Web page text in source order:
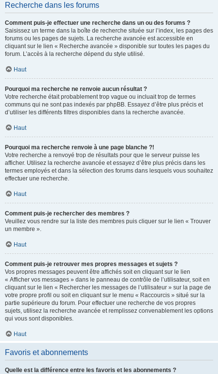
Recherche dans les forums
Comment puis-je effectuer une recherche dans un ou des forums ?
Saisissez un terme dans la boîte de recherche située sur l’index, les pages des
forums ou les pages de sujets. La recherche avancée est accessible en
cliquant sur le lien « Recherche avancée » disponible sur toutes les pages du
forum. L’accès à la recherche dépend du style utilisé.
Haut
Pourquoi ma recherche ne renvoie aucun résultat ?
Votre recherche était probablement trop vague ou incluait trop de termes
communs qui ne sont pas indexés par phpBB. Essayez d’être plus précis et
d’utiliser les différents filtres disponibles dans la recherche avancée.
Haut
Pourquoi ma recherche renvoie à une page blanche ?!
Votre recherche a renvoyé trop de résultats pour que le serveur puisse les
afficher. Utilisez la recherche avancée et essayez d’être plus précis dans les
termes employés et dans la sélection des forums dans lesquels vous souhaitez
effectuer une recherche.
Haut
Comment puis-je rechercher des membres ?
Veuillez vous rendre sur la liste des membres puis cliquer sur le lien « Trouver
un membre ».
Haut
Comment puis-je retrouver mes propres messages et sujets ?
Vos propres messages peuvent être affichés soit en cliquant sur le lien
« Afficher vos messages » dans le panneau de contrôle de l’utilisateur, soit en
cliquant sur le lien « Rechercher les messages de l’utilisateur » sur la page de
votre propre profil ou soit en cliquant sur le menu « Raccourcis » situé sur la
partie supérieure du forum. Pour effectuer une recherche de vos propres
sujets, utilisez la recherche avancée et remplissez convenablement les options
qui vous sont disponibles.
Haut
Favoris et abonnements
Quelle est la différence entre les favoris et les abonnements ?